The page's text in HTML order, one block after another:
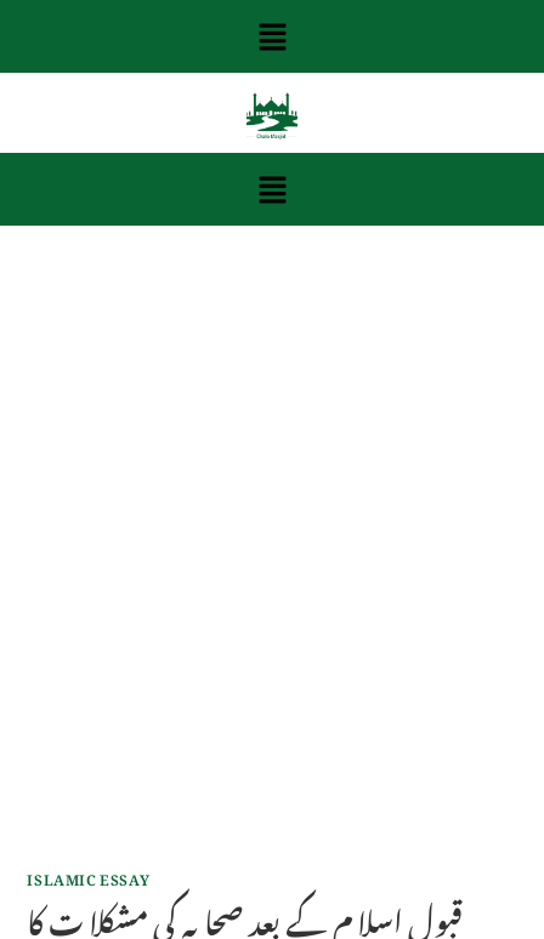
ISLAMIC ESSAY
قبول اسلا م کے بعد صحا بہ کی مشکلا ت کا